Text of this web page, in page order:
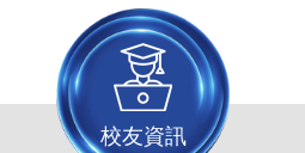
校友資訊